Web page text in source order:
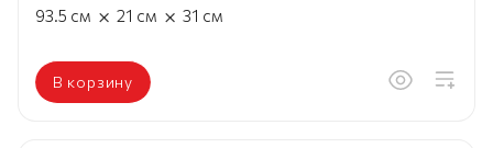
93.5 см × 21 см × 31 см
В корзину